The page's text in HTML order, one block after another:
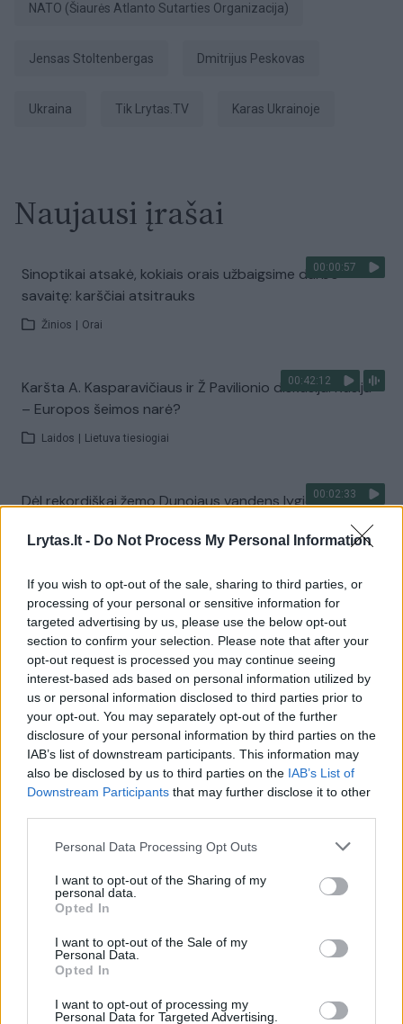
Lrytas.lt - Do Not Process My Personal Information
If you wish to opt-out of the sale, sharing to third parties, or
processing of your personal or sensitive information for
targeted advertising by us, please use the below opt-out
section to confirm your selection. Please note that after your
opt-out request is processed you may continue seeing
interest-based ads based on personal information utilized by
us or personal information disclosed to third parties prior to
your opt-out. You may separately opt-out of the further
disclosure of your personal information by third parties on the
IAB’s list of downstream participants. This information may
also be disclosed by us to third parties on the IAB’s List of
Downstream Participants that may further disclose it to other
Personal Data Processing Opt Outs
I want to opt-out of the Sharing of my
personal data.
Opted In
I want to opt-out of the Sale of my
Personal Data.
Opted In
I want to opt-out of processing my
Personal Data for Targeted Advertising.
NATO (Šiaurės Atlanto Sutarties Organizacija)
Jensas Stoltenbergas Dmitrijus Peskovas
Ukraina tik Lrytas.TV karas Ukrainoje
Naujausi įrašai
00:00:57
Sinoptikai atsakė, kokiais orais užbaigsime darbo
savaitę: karščiai atsitrauks
Žinios Orai
00:42:12
Karšta A. Kasparavičiaus ir Ž Pavilionio diskusija: Rusija
– Europos šeimos narė?
Laidos Lietuva tiesiogiai
00:02:33
Dėl rekordiškai žemo Dunojaus vandens lygio –
Žinios
00:04:00
Kuprines pasvėrę specialistai įspėja apie pavojingą
įprotį: tą daro daugiau nei pusė pradinukų
Žinios | Lietuvos diena
Visi įrašai
Žiūrimiausi įrašai
Vaizdai iš tragiškos avarijos Vilniaus r.: dviejų moterų ir
vaiko gyvybių išgelbėti nepavyko
32 laipsnių šilumos